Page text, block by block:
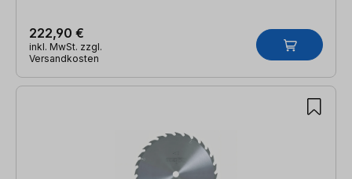
222,90 €
inkl. MwSt. zzgl.
Versandkosten